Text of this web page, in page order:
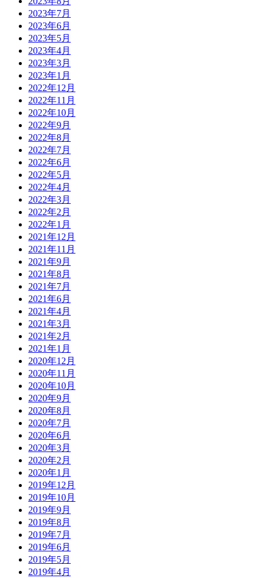
2023年7月
2023年6月
2023年5月
2023年4月
2023年3月
2023年1月
2022年12月
2022年11月
2022年10月
2022年9月
2022年8月
2022年7月
2022年6月
2022年5月
2022年4月
2022年3月
2022年2月
2022年1月
2021年12月
2021年11月
2021年9月
2021年8月
2021年7月
2021年6月
2021年4月
2021年3月
2021年2月
2021年1月
2020年12月
2020年11月
2020年10月
2020年9月
2020年8月
2020年7月
2020年6月
2020年3月
2020年2月
2020年1月
2019年12月
2019年10月
2019年9月
2019年8月
2019年7月
2019年6月
2019年5月
2019年4月